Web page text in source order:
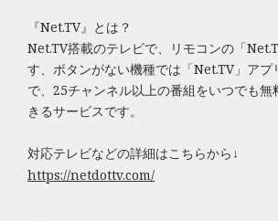
『Net.TV』とは？
Net.TV搭載のテレビで、リモコンの「
す、ボタンがない機種では「Net.TV」 アプ
で、25チャンネル以上の番組をいつでも無
きるサービスです。
対応テレビなどの詳細はこちらから↓
https://netdottv.com/